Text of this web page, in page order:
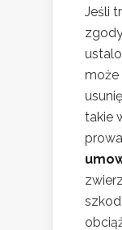
Jeśli
może
takie